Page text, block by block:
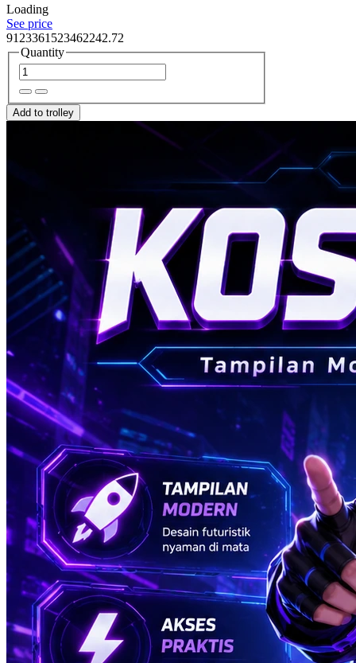
Loading
See price
9123361523462242.72
Quantity
Add to trolley